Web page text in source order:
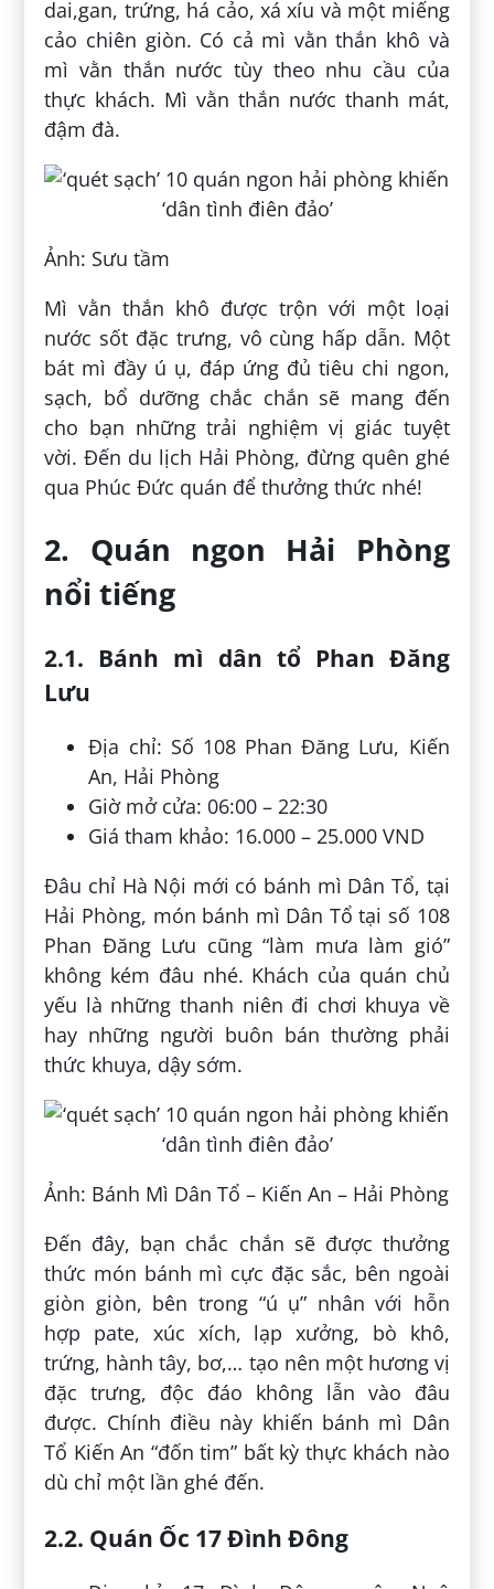
dai,gan, trứng, há cảo, xá xíu và một miếng
cảo chiên giòn. Có cả mì vằn thắn khô và
mì vằn thắn nước tùy theo nhu cầu của
thực khách. Mì vằn thắn nước thanh mát,
đậm đà.
Ảnh: Sưu tầm
Mì vằn thắn khô được trộn với một loại
nước sốt đặc trưng, vô cùng hấp dẫn. Một
bát mì đầy ú ụ, đáp ứng đủ tiêu chi ngon,
sạch, bổ dưỡng chắc chắn sẽ mang đến
cho bạn những trải nghiệm vị giác tuyệt
vời. Đến du lịch Hải Phòng, đừng quên ghé
qua Phúc Đức quán để thưởng thức nhé!
2. Quán ngon Hải Phòng
nổi tiếng
2.1. Bánh mì dân tổ Phan Đăng
Lưu
Địa chỉ: Số 108 Phan Đăng Lưu, Kiến
An, Hải Phòng
Giờ mở cửa: 06:00 – 22:30
Giá tham khảo: 16.000 – 25.000 VND
Đâu chỉ Hà Nội mới có bánh mì Dân Tổ, tại
Hải Phòng, món bánh mì Dân Tổ tại số 108
Phan Đăng Lưu cũng “làm mưa làm gió”
không kém đâu nhé. Khách của quán chủ
yếu là những thanh niên đi chơi khuya về
hay những người buôn bán thường phải
thức khuya, dậy sớm.
Ảnh: Bánh Mì Dân Tổ – Kiến An – Hải Phòng
Đến đây, bạn chắc chắn sẽ được thưởng
thức món bánh mì cực đặc sắc, bên ngoài
giòn giòn, bên trong “ú ụ” nhân với hỗn
hợp pate, xúc xích, lạp xưởng, bò khô,
trứng, hành tây, bơ,… tạo nên một hương vị
đặc trưng, độc đáo không lẫn vào đâu
được. Chính điều này khiến bánh mì Dân
Tổ Kiến An “đốn tim” bất kỳ thực khách nào
dù chỉ một lần ghé đến.
2.2. Quán Ốc 17 Đình Đông